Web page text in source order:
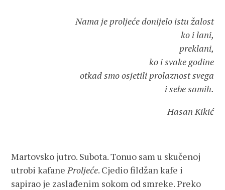
Nama je proljeće donijelo istu žalost
ko i lani,
preklani,
ko i svake godine
otkad smo osjetili prolaznost svega
i sebe samih.
Hasan Kikić
Martovsko jutro. Subota. Tonuo sam u skučenoj
utrobi kafaneProljeće. Cjedio fildžan kafe i
sapirao je zaslađenim sokom od smreke. Preko